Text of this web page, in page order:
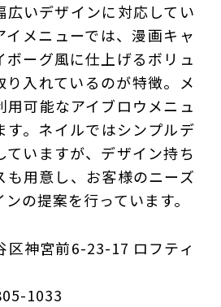
広いデザインに対応してい
イメニューでは、漫画キャ
ボーグ風に仕上げるボリュ
り入れているのが特徴。メ
用可能なアイブロウメニュ
す。ネイルではシンプルデ
ていますが、デザイン持ち
も用意し、お客様のニーズ
の提案を行っています。
区神宮前6-23-17 ロフティ
1033